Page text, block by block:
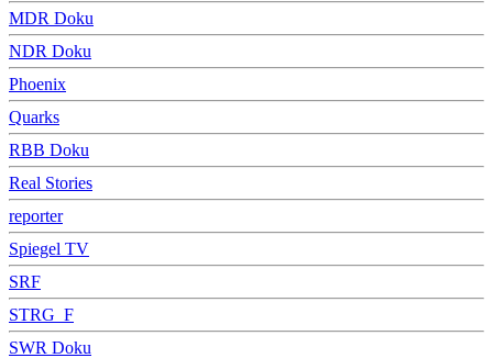
MDR Doku
NDR Doku
Phoenix
Quarks
RBB Doku
Real Stories
reporter
Spiegel TV
SRF
STRG_F
SWR Doku